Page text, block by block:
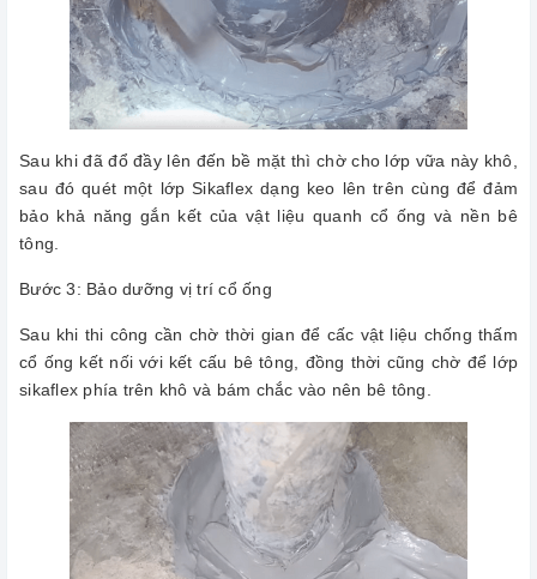
Sau khi đã đổ đầy lên đến bề mặt thì chờ cho lớp vữa này khô,
sau đó quét một lớp Sikaflex dạng keo lên trên cùng để đảm
bảo khả năng gắn kết của vật liệu quanh cổ ống và nền bê
tông.
Bước 3: Bảo dưỡng vị trí cổ ống
Sau khi thi công cần chờ thời gian để cấc vật liệu chống thấm
cổ ống kết nối với kết cấu bê tông, đồng thời cũng chờ để lớp
sikaflex phía trên khô và bám chắc vào nên bê tông.